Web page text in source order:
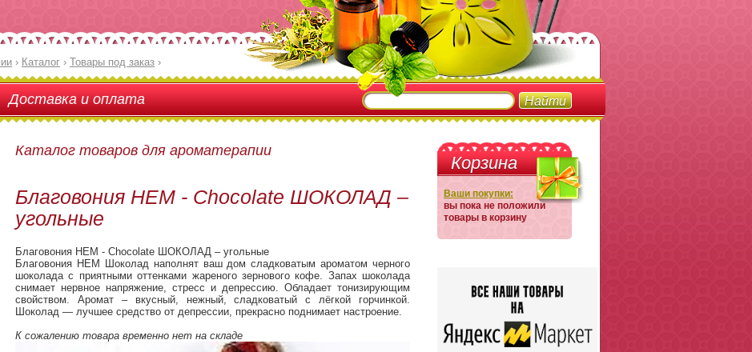
› Каталог › Товары под заказ ›
Доставка и оплата
Каталог товаров для ароматерапии
Благовония HEM - Chocolate ШОКОЛАД –
угольные
Благовония HEM - Chocolate ШОКОЛАД – угольные
Благовония HEM Шоколад наполнят ваш дом сладковатым ароматом черного
шоколада с приятными оттенками жареного зернового кофе. Запах шоколада
снимает нервное напряжение, стресс и депрессию. Обладает тонизирующим
свойством. Аромат – вкусный, нежный, сладковатый с лёгкой горчинкой.
Шоколад — лучшее средство от депрессии, прекрасно поднимает настроение.
К сожалению товара временно нет на складе
Корзина
Ваши покупки:
вы пока не положили
товары в корзину